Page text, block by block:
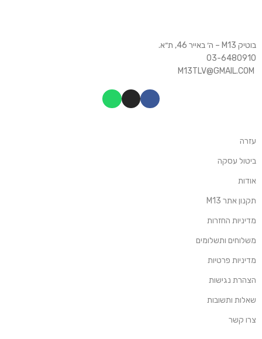
בוטיק M13 – ה׳ באייר 46, ת״א.
03-6480910
עזרה
ביטול עסקה
אודות
תקנון אתר M13
מדיניות החזרות
משלוחים ותשלומים
מדיניות פרטיות
הצהרת נגישות
שאלות ותשובות
צרו קשר